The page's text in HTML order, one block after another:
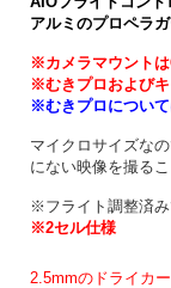
アルミのプロペラ
※カメラマウント
※むきプロおよび
※むきプロについ
マイクロサイズな
にない映像を撮る
※フライト調整済
※2セル仕様
2.5mmのドライカ